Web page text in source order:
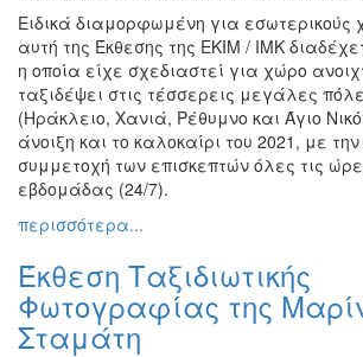
ΤΟΠΟΣ
ΜΑΣ
ΔΗΜΟΣ
ΠΟΛΙΤΙΣΜΟΣ
ΑΝΘΕΚΤΙΚΗ
ΠΟΛΗ
Ειδικά διαμορφωμένη για εσωτερικούς
αυτή της Έκθεσης της ΕΚΙΜ / ΙΜΚ
η οποία είχε σχεδιαστεί για χώρο
ταξιδέψει στις τέσσερεις μεγάλες
(Ηράκλειο, Χανιά, Ρέθυμνο και Άγιο
άνοιξη και το καλοκαίρι του 2021, με
συμμετοχή των επισκεπτών όλες τις
εβδομάδας (24/7).
περισσότερα...
Έκθεση Ταξιδιωτικής
Φωτογραφίας της
Σταμάτη